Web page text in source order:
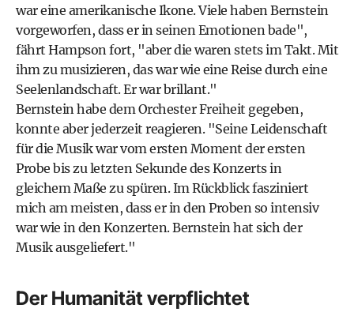
war eine amerikanische Ikone. Viele haben Bernstein
vorgeworfen, dass er in seinen Emotionen bade",
fährt Hampson fort, "aber die waren stets im Takt. Mit
ihm zu musizieren, das war wie eine Reise durch eine
Seelenlandschaft. Er war brillant."
Bernstein habe dem Orchester Freiheit gegeben,
konnte aber jederzeit reagieren. "Seine Leidenschaft
für die Musik war vom ersten Moment der ersten
Probe bis zu letzten Sekunde des Konzerts in
gleichem Maße zu spüren. Im Rückblick fasziniert
mich am meisten, dass er in den Proben so intensiv
war wie in den Konzerten. Bernstein hat sich der
Musik ausgeliefert."
Der Humanität verpflichtet